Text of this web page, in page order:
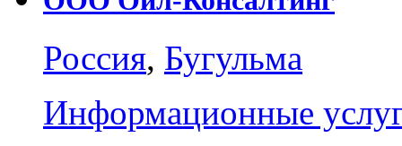
Россия, Бугульма
Информационные